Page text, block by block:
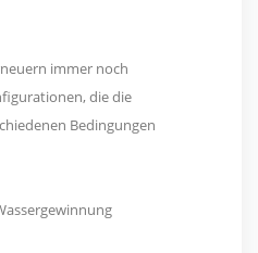
immer noch
die die
Bedingungen